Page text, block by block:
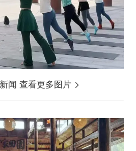
闻 查看更多图片